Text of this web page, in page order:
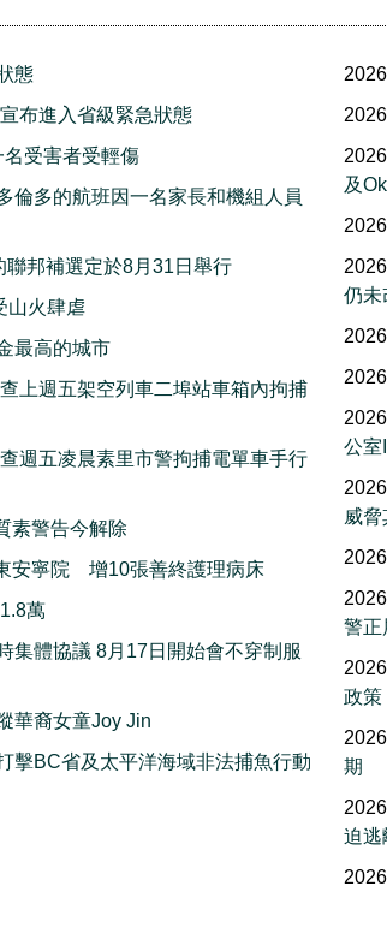
態
布進入省級緊急狀態
受害者受輕傷
倫多的航班因一名家長和機組人員
邦補選定於8月31日舉行
山火肆虐
最高的城市
上週五架空列車二埠站車箱內拘捕
週五凌晨素里市警拘捕電單車手行
素警告今解除
安寧院 增10張善終護理病床
1.8萬
集體協議 8月17日開始會不穿制服
華裔女童Joy Jin
擊BC省及太平洋海域非法捕魚行動
及
仍未
公室
威脅
警正
政策
期
迫逃